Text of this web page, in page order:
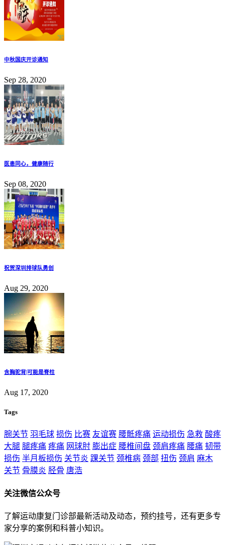
中秋国庆开诊通知
Sep 28, 2020
医患同心，健康随行
Sep 08, 2020
祝贺深圳排球队勇创
Aug 29, 2020
含胸驼背|可能是脊柱
Aug 17, 2020
Tags
腕关节 羽毛球 损伤 比赛 友谊赛 腰骶疼痛 运动损伤 急救 酸疼
大腿 腿疼痛 疼痛 网球肘 膨出症 腰椎间盘 颈肩疼痛 腰痛 韧带
损伤 半月板损伤 关节炎 踝关节 颈椎病 颈部 扭伤 颈肩 麻木
关节 骨膜炎 胫骨 唐浩
关注微信公众号
了解运动康复门诊部最新活动及动态，预约挂号，还有更多专
家分享的案例和科普小知识。